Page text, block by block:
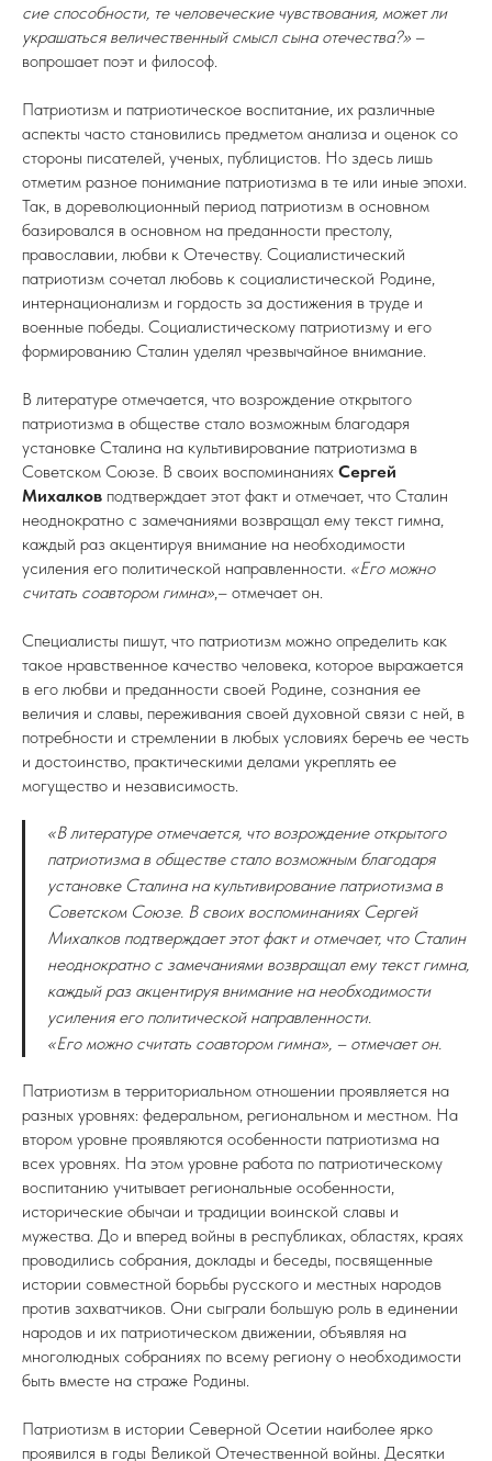
сие способности, те человеческие чувствования, может ли
украшаться величественный смысл сына отечества?» –
вопрошает поэт и философ.
Патриотизм и патриотическое воспитание, их различные
аспекты часто становились предметом анализа и оценок со
стороны писателей, ученых, публицистов. Но здесь лишь
отметим разное понимание патриотизма в те или иные эпохи.
Так, в дореволюционный период патриотизм в основном
базировался в основном на преданности престолу,
православии, любви к Отечеству. Социалистический
патриотизм сочетал любовь к социалистической Родине,
интернационализм и гордость за достижения в труде и
военные победы. Социалистическому патриотизму и его
формированию Сталин уделял чрезвычайное внимание.
В литературе отмечается, что возрождение открытого
патриотизма в обществе стало возможным благодаря
установке Сталина на культивирование патриотизма в
Советском Союзе. В своих воспоминаниях Сергей
Михалков подтверждает этот факт и отмечает, что Сталин
неоднократно с замечаниями возвращал ему текст гимна,
каждый раз акцентируя внимание на необходимости
усиления его политической направленности. «Его можно
считать соавтором гимна»,– отмечает он.
Специалисты пишут, что патриотизм можно определить как
такое нравственное качество человека, которое выражается
в его любви и преданности своей Родине, сознания ее
величия и славы, переживания своей духовной связи с ней, в
потребности и стремлении в любых условиях беречь ее честь
и достоинство, практическими делами укреплять ее
могущество и независимость.
«В литературе отмечается, что возрождение открытого
патриотизма в обществе стало возможным благодаря
установке Сталина на культивирование патриотизма в
Советском Союзе. В своих воспоминаниях Сергей
Михалков подтверждает этот факт и отмечает, что Сталин
неоднократно с замечаниями возвращал ему текст гимна,
каждый раз акцентируя внимание на необходимости
усиления его политической направленности.
«Его можно считать соавтором гимна», – отмечает он.
Патриотизм в территориальном отношении проявляется на
разных уровнях: федеральном, региональном и местном. На
втором уровне проявляются особенности патриотизма на
всех уровнях. На этом уровне работа по патриотическому
воспитанию учитывает региональные особенности,
исторические обычаи и традиции воинской славы и
мужества. До и вперед войны в республиках, областях, краях
проводились собрания, доклады и беседы, посвященные
истории совместной борьбы русского и местных народов
против захватчиков. Они сыграли большую роль в единении
народов и их патриотическом движении, объявляя на
многолюдных собраниях по всему региону о необходимости
быть вместе на страже Родины.
Патриотизм в истории Северной Осетии наиболее ярко
проявился в годы Великой Отечественной войны. Десятки